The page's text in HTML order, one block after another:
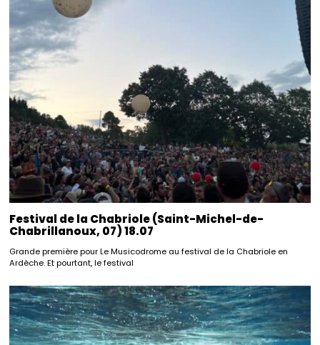
Festival de la Chabriole (Saint-Michel-de-
Chabrillanoux, 07) 18.07
Grande première pour Le Musicodrome au festival de la Chabriole en
Ardèche. Et pourtant, le festival